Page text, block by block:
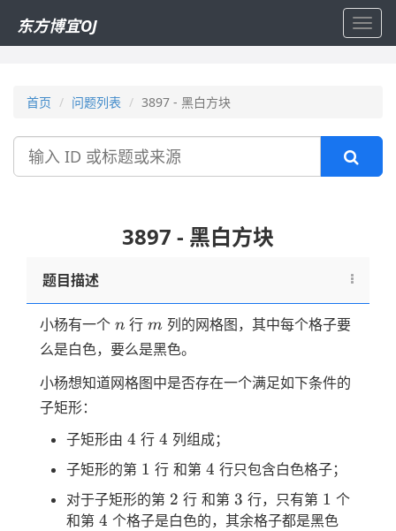
东方博宜OJ
首页 问题列表 3897 - 黑白方块
搜
3897 - 黑白方块
题目描述
小杨有一个 n
n 行 m
m 列的网格图，其中每个格子要
么是白色，要么是黑色。
小杨想知道网格图中是否存在一个满足如下条件的
子矩形：
子矩形由 4
4 行 4
4 列组成；
子矩形的第 1
1 行 和第 4
4 行只包含白色格子；
对于子矩形的第 2
2 行 和第 3
3 行，只有第 1
1 个
和第 4
4 个格子是白色的，其余格子都是黑色